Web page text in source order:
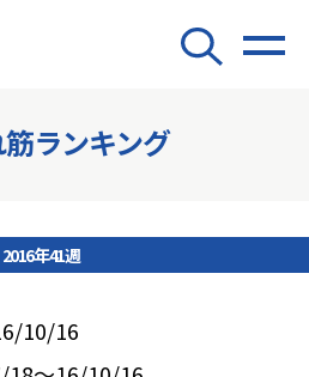
ランキング
2016年41週
10/16